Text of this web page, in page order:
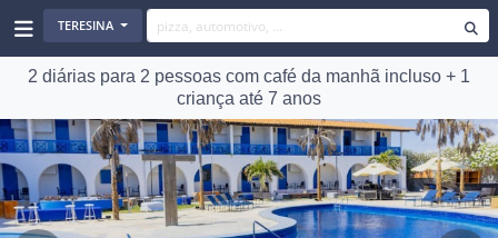
TERESINA
2 diárias para 2 pessoas com café da manhã incluso + 1
criança até 7 anos